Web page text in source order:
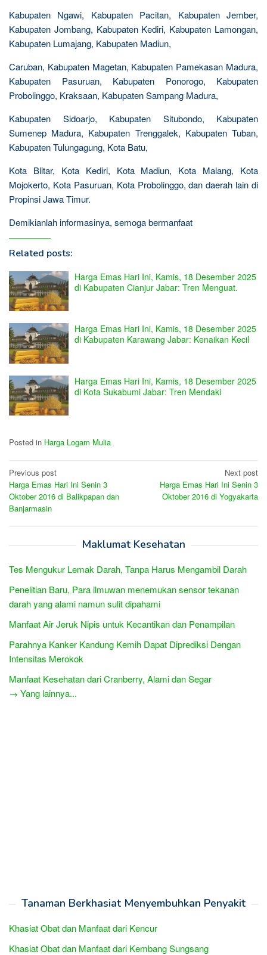
Kabupaten Ngawi, Kabupaten Pacitan, Kabupaten Jember,
Kabupaten Jombang, Kabupaten Kediri, Kabupaten Lamongan,
Kabupaten Lumajang, Kabupaten Madiun,
Caruban, Kabupaten Magetan, Kabupaten Pamekasan Madura,
Kabupaten Pasuruan, Kabupaten Ponorogo, Kabupaten
Probolinggo, Kraksaan, Kabupaten Sampang Madura,
Kabupaten Sidoarjo, Kabupaten Situbondo, Kabupaten
Sumenep Madura, Kabupaten Trenggalek, Kabupaten Tuban,
Kabupaten Tulungagung, Kota Batu,
Kota Blitar, Kota Kediri, Kota Madiun, Kota Malang, Kota
Mojokerto, Kota Pasuruan, Kota Probolinggo, dan daerah lain di
Propinsi Jawa Timur.
Demikianlah informasinya, semoga bermanfaat
Related posts:
Harga Emas Hari Ini, Kamis, 18 Desember 2025
di Kabupaten Cianjur Jabar: Tren Menguat.
Harga Emas Hari Ini, Kamis, 18 Desember 2025
di Kabupaten Karawang Jabar: Kenaikan Kecil
Harga Emas Hari Ini, Kamis, 18 Desember 2025
di Kota Sukabumi Jabar: Tren Mendaki
Posted in Harga Logam Mulia
Post
navigation
Previous post
Harga Emas Hari Ini Senin 3
Oktober 2016 di Balikpapan dan
Banjarmasin
Next post
Harga Emas Hari Ini Senin 3
Oktober 2016 di Yogyakarta
Maklumat Kesehatan
Tes Mengukur Lemak Darah, Tanpa Harus Mengambil Darah
Penelitian Baru, Para ilmuwan menemukan sensor tekanan
darah yang alami namun sulit dipahami
Manfaat Air Jeruk Nipis untuk Kecantikan dan Penampilan
Parahnya Kanker Kandung Kemih Dapat Diprediksi Dengan
Intensitas Merokok
Manfaat Kesehatan dari Cranberry, Alami dan Segar
→ Yang lainnya...
Tanaman Berkhasiat Menyembuhkan Penyakit
Khasiat Obat dan Manfaat dari Kencur
Khasiat Obat dan Manfaat dari Kembang Sungsang